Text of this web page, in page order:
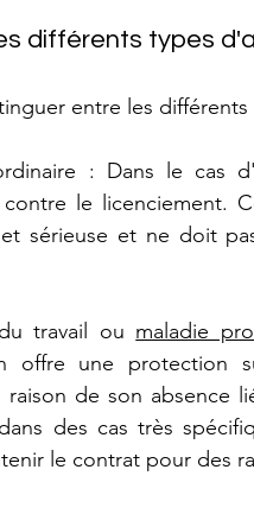
différents types
entre les
: Dans le cas
le licenciement.
sérieuse et ne doit
travail ou maladie
offre une protection
raison de son absence
des cas très
le contrat pour des